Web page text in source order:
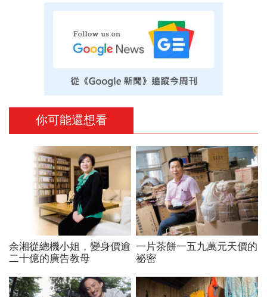
你可能還想看
余湘從總機小姐，變身價逾
二十億的廣告教母
一片茶餅一五九萬元天價的
祕密